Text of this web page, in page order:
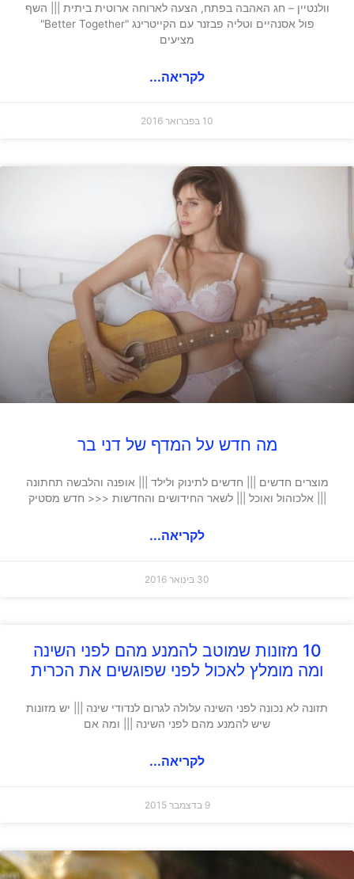
וולנטיין – חג האהבה בפתח, הצעה לארוחה ארוטית ביתית ||| השף
פול אסנהיים וטליה פבזנר עם הקייטרינג "Better Together"
מציעים
לקריאה...
10 בפברואר 2016
מה חדש על המדף של דני בר
מוצרים חדשים ||| חדשים לתינוק ולילד ||| אופנה והלבשה תחתונה
||| אלכוהול ואוכל ||| לשאר החידושים והחדשות <<< חדש מסטיק
לקריאה...
30 בינואר 2016
10 מזונות שמוטב להמנע מהם לפני השינה
ומה מומלץ לאכול לפני שפוגשים את הכרית
תזונה לא נכונה לפני השינה עלולה לגרום לנדודי שינה ||| יש מזונות
שיש להמנע מהם לפני השינה ||| ומה אם
לקריאה...
9 בדצמבר 2015